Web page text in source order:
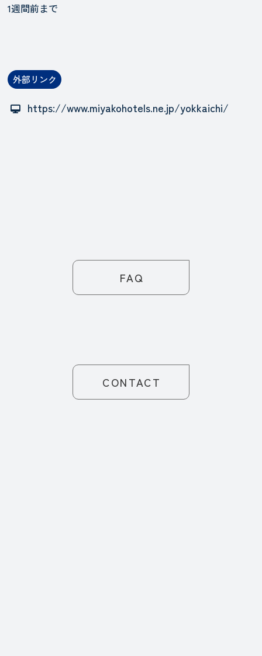
1週間前まで
外部リンク
https://www.miyakohotels.ne.jp/yokkaichi/
FAQ
CONTACT